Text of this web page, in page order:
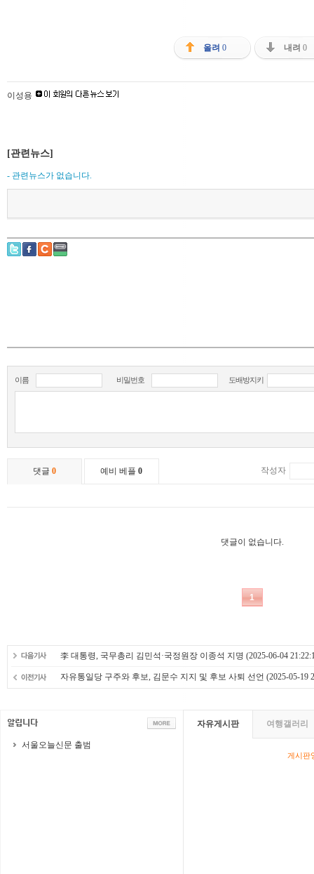
올려 0 내려 0
이성용
[관련뉴스]
- 관련뉴스가 없습니다.
李 대통령, 국무총리 김민석·국정원장 이종석 지명 (2025-06-04
자유통일당 구주와 후보, 김문수 지지 및 후보 사퇴 선언 (2025-05-19
서울오늘신문 출범
자유게시판 여행갤러리
게시판